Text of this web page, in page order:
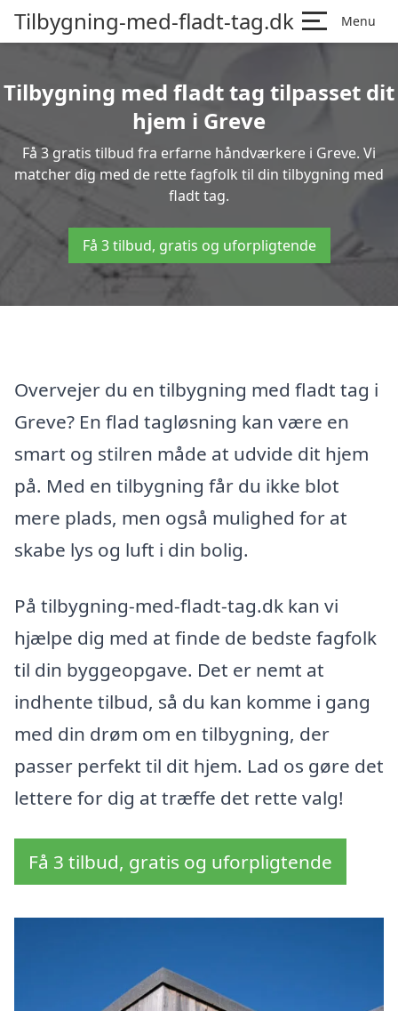
Tilbygning-med-fladt-tag.dk Menu
Tilbygning med fladt tag tilpasset dit
hjem i Greve
Få 3 gratis tilbud fra erfarne håndværkere i Greve. Vi
matcher dig med de rette fagfolk til din tilbygning med
fladt tag.
Få 3 tilbud, gratis og uforpligtende
Overvejer du en tilbygning med fladt tag i
Greve? En flad tagløsning kan være en
smart og stilren måde at udvide dit hjem
på. Med en tilbygning får du ikke blot
mere plads, men også mulighed for at
skabe lys og luft i din bolig.
På tilbygning-med-fladt-tag.dk kan vi
hjælpe dig med at finde de bedste fagfolk
til din byggeopgave. Det er nemt at
indhente tilbud, så du kan komme i gang
med din drøm om en tilbygning, der
passer perfekt til dit hjem. Lad os gøre det
lettere for dig at træffe det rette valg!
Få 3 tilbud, gratis og uforpligtende